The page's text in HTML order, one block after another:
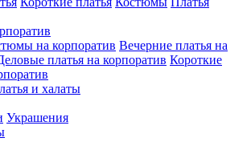
на корпоратив Вечерние платья на
платья на корпоратив Короткие
и халаты
Украшения